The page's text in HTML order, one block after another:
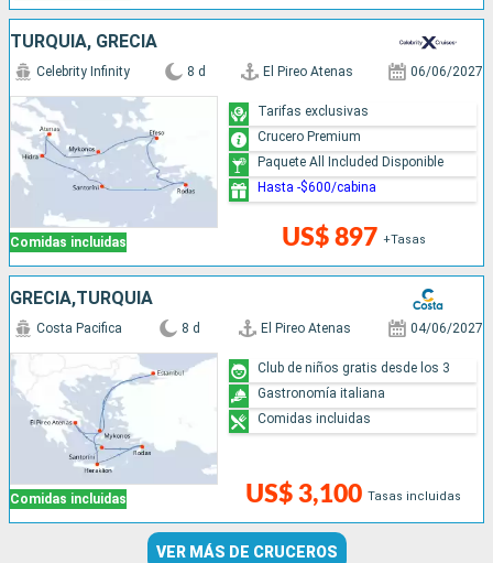
TURQUÍA, GRECIA
Comidas incluidas
Celebrity Infinity 8 d El Pireo Atenas 06/06/2027
US$ 897 +Tasas
Tarifas exclusivas
Crucero Premium
Paquete All Included Disponible
Hasta -$600/cabina
GRECIA,TURQUÍA
Comidas incluidas
Costa Pacifica 8 d El Pireo Atenas 04/06/2027
US$ 3,100 Tasas incluidas
Club de niños gratis desde los 3
Gastronomía italiana
Comidas incluidas
VER MÁS DE CRUCEROS